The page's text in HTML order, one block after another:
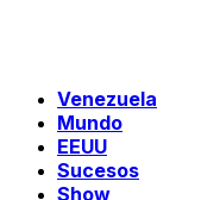
Venezuela
Mundo
EEUU
Sucesos
Show